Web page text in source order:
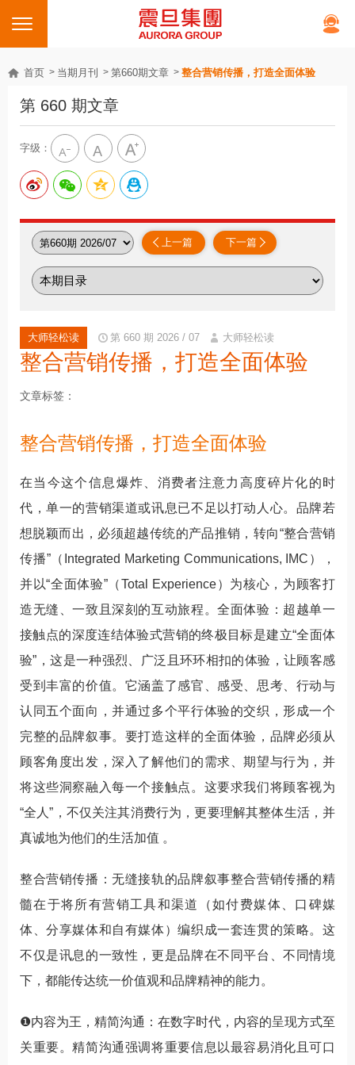
首页 当期月刊 第660期文章 整合营销传播，打造全面体验
第 660 期文章
字级：
下一篇
上一篇
大师轻松读 第 660 期 2026 / 07 大师轻松读
整合营销传播，打造全面体验
文章标签
整合营销传播，打造全面体验
在当今这个信息爆炸、消费者注意力高度碎片化的时
代，单一的营销渠道或讯息已不足以打动人心。品牌若
想脱颖而出，必须超越传统的产品推销，转向“整合营销
传播”（Integrated Marketing Communications, IMC），
并以“全面体验”（Total Experience）为核心，为顾客打
造无缝、一致且深刻的互动旅程。全面体验：超越单一
接触点的深度连结体验式营销的终极目标是建立“全面体
验”，这是一种强烈、广泛且环环相扣的体验，让顾客感
受到丰富的价值。它涵盖了感官、感受、思考、行动与
认同五个面向，并通过多个平行体验的交织，形成一个
完整的品牌叙事。要打造这样的全面体验，品牌必须从
顾客角度出发，深入了解他们的需求、期望与行为，并
将这些洞察融入每一个接触点。这要求我们将顾客视为
“全人”，不仅关注其消费行为，更要理解其整体生活，并
真诚地为他们的生活加值 。
整合营销传播：无缝接轨的品牌叙事整合营销传播的精
髓在于将所有营销工具和渠道（如付费媒体、口碑媒
体、分享媒体和自有媒体）编织成一套连贯的策略。这
不仅是讯息的一致性，更是品牌在不同平台、不同情境
下，都能传达统一价值观和品牌精神的能力。
❶内容为王，精简沟通：在数字时代，内容的呈现方式至
关重要。精简沟通强调将重要信息以最容易消化且可口